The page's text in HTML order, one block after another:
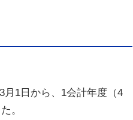
1日から、1会計年度（4
。